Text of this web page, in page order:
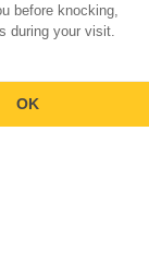
before knocking,
during your visit.
OK